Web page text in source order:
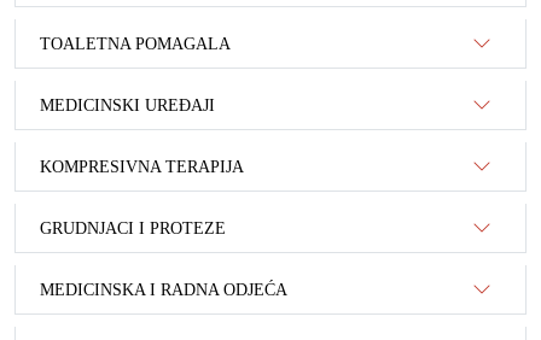
TOALETNA POMAGALA
MEDICINSKI UREĐAJI
KOMPRESIVNA TERAPIJA
GRUDNJACI I PROTEZE
MEDICINSKA I RADNA ODJEĆA